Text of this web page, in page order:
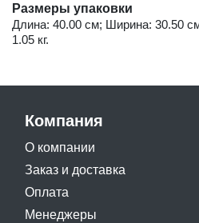
Размеры упаковки
Длина: 40.00 см; Ширина: 30.50
1.05 кг.
Компания
О компании
Заказ и доставка
Оплата
Менеджеры